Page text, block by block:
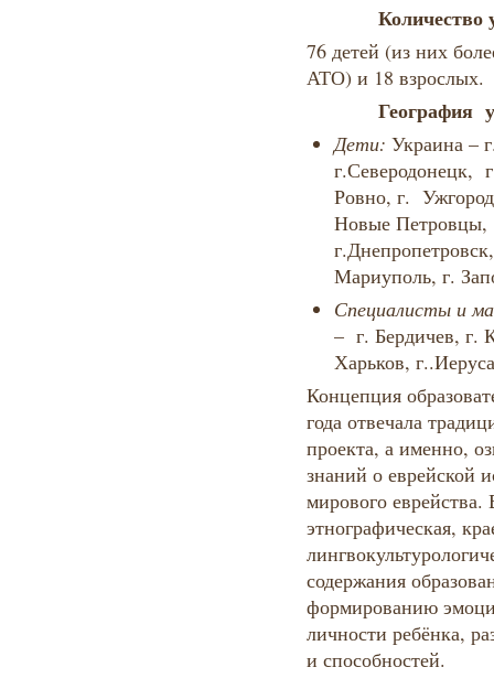
Количество
76 детей (из них
АТО) и 18 взрослых.
География
Дети: Украина –
г.Северодонецк,
Ровно, г.
Новые Петровцы,
Мариуполь, г.
Специалисты и
– г. Бердичев, г.
Харьков,
Концепция
года отвечала
проекта, а именно,
знаний о еврейской
мирового
этнографическая,
содержания
формированию
личности ребёнка,
и способностей.